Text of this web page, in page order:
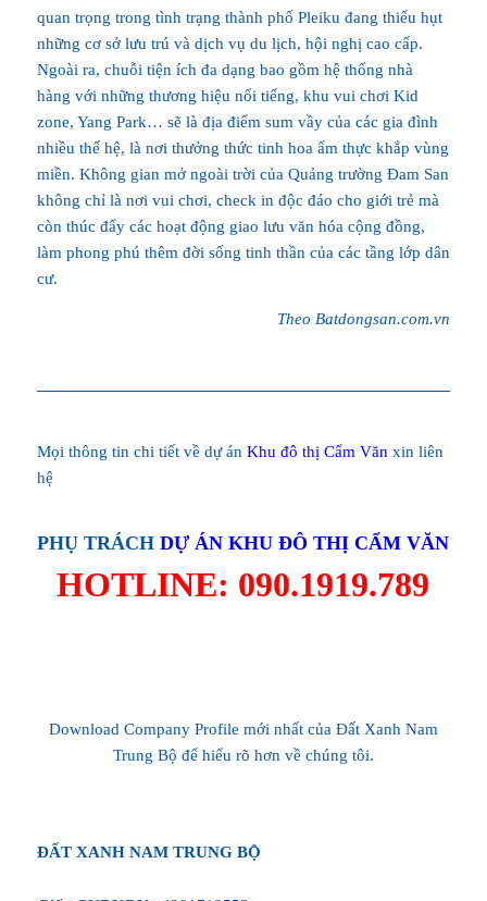
quan trọng trong tình trạng thành phố Pleiku đang thiếu hụt
những cơ sở lưu trú và dịch vụ du lịch, hội nghị cao cấp.
Ngoài ra, chuỗi tiện ích đa dạng bao gồm hệ thống nhà
hàng với những thương hiệu nổi tiếng, khu vui chơi Kid
zone, Yang Park… sẽ là địa điểm sum vầy của các gia đình
nhiều thế hệ, là nơi thưởng thức tinh hoa ẩm thực khắp vùng
miền. Không gian mở ngoài trời của Quảng trường Đam San
không chỉ là nơi vui chơi, check in độc đáo cho giới trẻ mà
còn thúc đẩy các hoạt động giao lưu văn hóa cộng đồng,
làm phong phú thêm đời sống tinh thần của các tầng lớp dân
cư.
Theo Batdongsan.com.vn
Mọi thông tin chi tiết về dự án Khu đô thị Cẩm Văn xin liên
hệ
PHỤ TRÁCHDỰ ÁNKHU ĐÔ THỊ CẨM VĂN
HOTLINE: 090.1919.789
Download Company Profile mới nhất của Đất Xanh Nam
Trung Bộ để hiểu rõ hơn về chúng tôi.
ĐẤT XANH NAM TRUNG BỘ